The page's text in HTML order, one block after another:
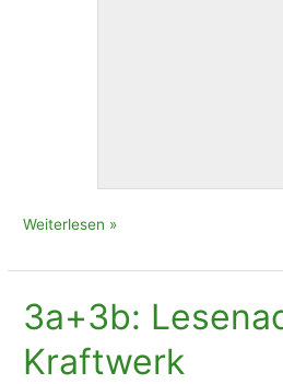
2a:
–
ganz
besonderer
Workshop
Weiterlesen »
3a+3b:
Kraftwerk